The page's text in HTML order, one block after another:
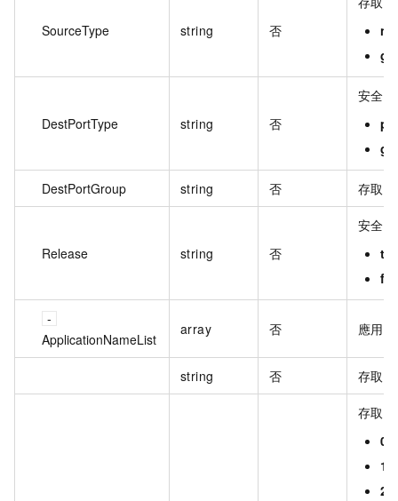
SourceType string 否
DestPortType string 否
安全
DestPortGroup string 否 存取
Release string 否
安全
ApplicationNameList
array 否 應用
string 否 存取
存取
0
1
2